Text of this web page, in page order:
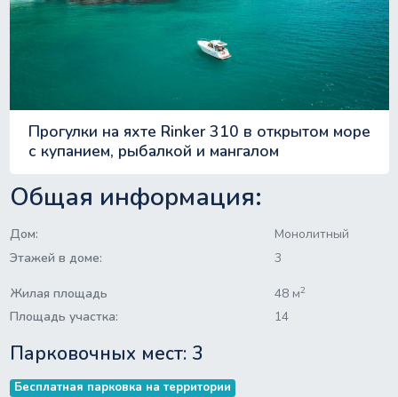
Прогулки на яхте Rinker 310 в открытом море
с купанием, рыбалкой и мангалом
Общая информация:
Дом:
Монолитный
Этажей в доме:
3
Жилая площадь 48 м2
Площадь участка: 14
Парковочных мест: 3
Бесплатная парковка на территории